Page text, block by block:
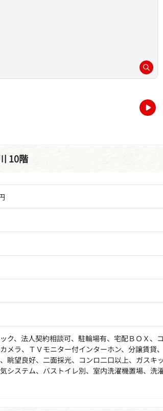
10階
ク、法人契約相談可、駐輪場有、宅配ＢＯＸ
メラ、ＴＶモニター付インターホン、分譲賃
眺望良好、二面採光、コンロ二口以上、ガスキ
システム、バストイレ別、室内洗濯機置場、洗